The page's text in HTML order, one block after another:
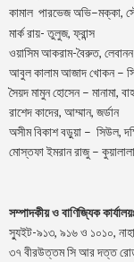
কামাল পারভেজ অভি–মক্কা,
মার্ক রায়- তুলুজ, ফ্রান্স
ওয়াসিম আকরাম-বৈরুত, লেবানন
আবুল কালাম আজাদ খোকন –
সৈয়দ মামুন হোসেন – মানামা,
রাশেদ কাদের, আম্মান, জর্ডান
অসীম বিকাশ বড়ুয়া – সিউল,
মোস্তফা ইমরান রাজু –
সম্পাদকীয় ও বাণিজ্যিক
স্যুইট-৯১৩, ৯১৬ ও ১০১০,
৩৭ বীরউত্তম সি আর দত্ত